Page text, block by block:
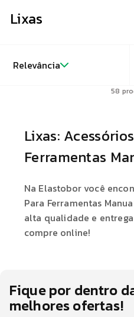
Lixas
Relevância
58
Lixas:
Ferramentas
Na Elastobor você
Para Ferramentas
alta qualidade e
compre online!
Fique por dentro
melhores ofertas!